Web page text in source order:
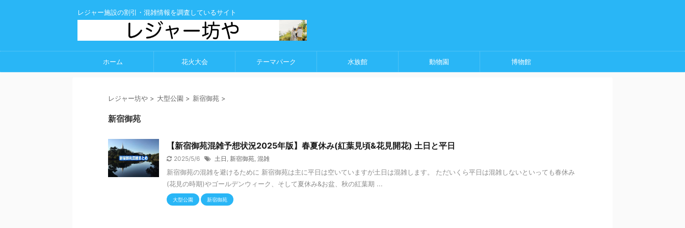
レジャー施設の割引・混雑情報を調査しているサイト
ホーム 花火大会 テーマパーク 水族館 動物園 博物館
レジャー坊や > 大型公園 > 新宿御苑 >
新宿御苑
【新宿御苑混雑予想状況2025年版】春夏休み(紅葉見頃&花見開花) 土日と平日
2025/5/6 土日 新宿御苑 混雑
新宿御苑の混雑を避けるために 新宿御苑は主に平日は空いていますが土日は混雑します。 ただいくら平日は混雑しないといっても春休み
(花見の時期)やゴールデンウィーク、そして夏休み&お盆、秋の紅葉期 ...
大型公園 新宿御苑